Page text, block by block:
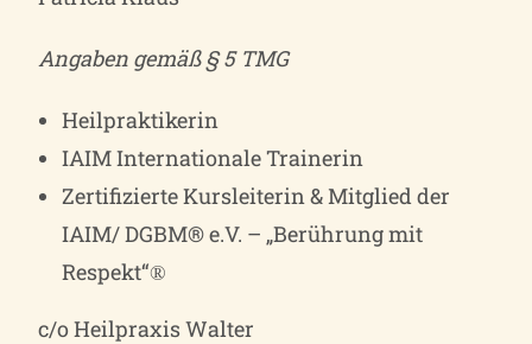
Angaben gemäß § 5 TMG
Heilpraktikerin
IAIM Internationale Trainerin
Zertifizierte Kursleiterin & Mitglied der
IAIM/ DGBM® e.V. – „Berührung mit
Respekt“®
c/o Heilpraxis Walter